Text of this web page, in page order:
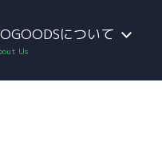
について